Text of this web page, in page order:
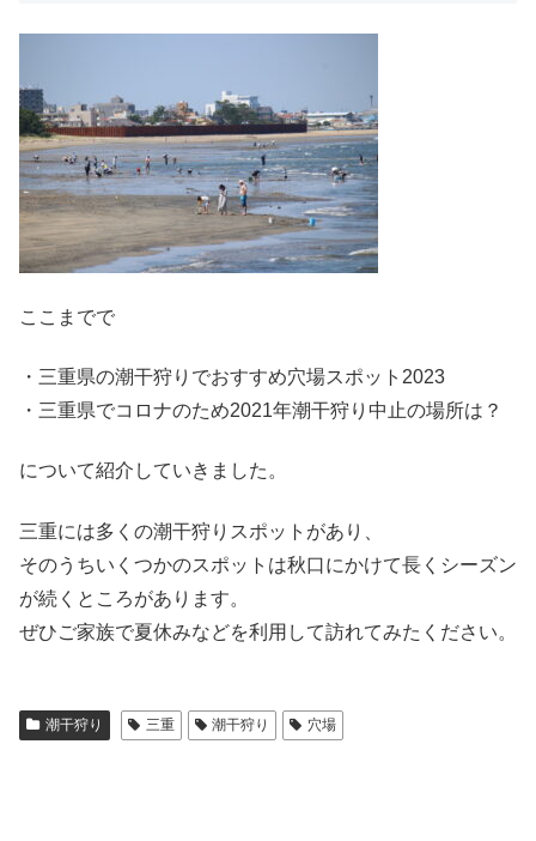
ここまでで
・三重県の潮干狩りでおすすめ穴場スポット2023
・三重県でコロナのため2021年潮干狩り中止の場所は？
について紹介していきました。
三重には多くの潮干狩りスポットがあり、
そのうちいくつかのスポットは秋口にかけて長くシーズン
が続くところがあります。
ぜひご家族で夏休みなどを利用して訪れてみたください。
潮干狩り 三重 潮干狩り 穴場